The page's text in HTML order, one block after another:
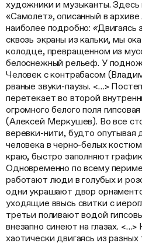
художники и музыканты. Здесь
«Самолет», описанный в
наиболее подробно: «Двигаясь
сквозь экраны из кальки, мы
колодце, превращенном из
белоснежный рельеф. У
Человек с контрабасом
рваные звуки-паузы. <…>
перетекает во второй
огромного белого поля
(Алексей Меркушев). Во все
веревки-нити, будто опутывая
человека в черно-белых
краю, быстро заполняют
Одновременно по всему
работают люди в голубых и
одни украшают двор
уходящие ввысь свитки с
третьи поливают водой
внезапно синеют на глазах.
хаотически двигаясь из